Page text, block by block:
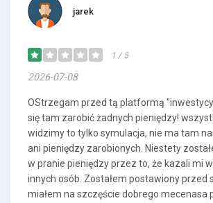
jarek
1 / 5
2026-07-08
OStrzegam przed tą platformą
się tam zarobić żadnych pieniędzy!
widzimy to tylko symulacja, nie ma tam
ani pieniędzy zarobionych. Niestety
w pranie pieniędzy przez to, że kazali mi
innych osób. Zostałem postawiony przed
miałem na szczęście dobrego mecenasa